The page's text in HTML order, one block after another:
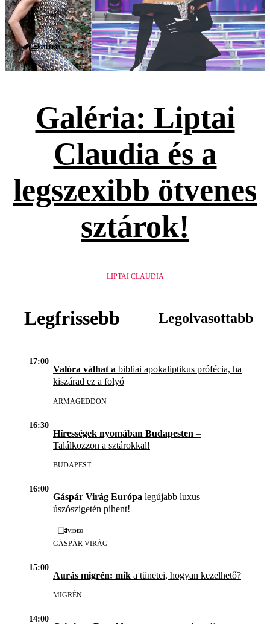
Galéria
Galéria: Liptai
Claudia és a
legszexibb ötvenes
sztárok!
LIPTAI CLAUDIA
Legfrissebb Legolvasottabb
17:00
Valóra válhat a bibliai apokaliptikus prófécia, ha
kiszárad ez a folyó
ARMAGEDDON
16:30
Hírességek nyomában Budapesten –
Találkozzon a sztárokkal!
BUDAPEST
16:00
Gáspár Virág Európa legújabb luxus
úszószigetén pihent!
Videó
GÁSPÁR VIRÁG
15:00
Aurás migrén: mik a tünetei, hogyan kezelhető?
MIGRÉN
14:00